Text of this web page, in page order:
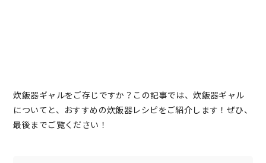
炊飯器ギャルをご存じですか？この記事では、炊飯器ギャル
についてと、おすすめの炊飯器レシピをご紹介します！ぜひ、
最後までご覧ください！